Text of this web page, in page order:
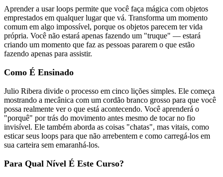
Aprender a usar loops permite que você faça mágica com objetos
emprestados em qualquer lugar que vá. Transforma um momento
comum em algo impossível, porque os objetos parecem ter vida
própria. Você não estará apenas fazendo um "truque" — estará
criando um momento que faz as pessoas pararem o que estão
fazendo apenas para assistir.
Como É Ensinado
Julio Ribera divide o processo em cinco lições simples. Ele começa
mostrando a mecânica com um cordão branco grosso para que você
possa realmente ver o que está acontecendo. Você aprenderá o
"porquê" por trás do movimento antes mesmo de tocar no fio
invisível. Ele também aborda as coisas "chatas", mas vitais, como
esticar seus loops para que não arrebentem e como carregá-los em
sua carteira sem emaranhá-los.
Para Qual Nível É Este Curso?